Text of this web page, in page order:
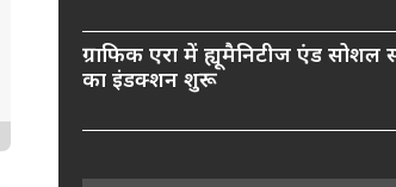
ग्राफिक एरा में ह्यूमैनिटीज एंड सोशल
का इंडक्शन शुरू